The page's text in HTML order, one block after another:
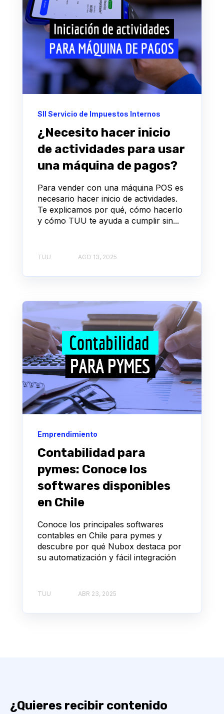
SII Servicio de Impuestos Internos
¿Necesito hacer inicio
de actividades para usar
una máquina de pagos?
Para vender con una máquina POS es
necesario hacer inicio de actividades.
Te explicamos por qué, cómo hacerlo
y cómo TUU te ayuda a cumplir sin...
TUU AGO 13, 2025
Emprendimiento
Contabilidad para
pymes: Conoce los
softwares disponibles
en Chile
Conoce los principales softwares
contables en Chile para pymes y
descubre por qué Nubox destaca por
su automatización y fácil integración
TUU ABR 23, 2025
¿Quieres recibir contenido